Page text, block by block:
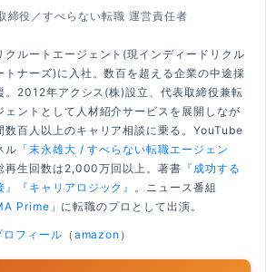
締役／すべらない転職 運営責任者
クルートエージェント(現インディードリクル
トナーズ)に入社。数百を超える企業の中途採
。2012年アクシス(株)設立、代表取締役兼転
ェントとして人材紹介サービスを展開しなが
数百人以上のキャリア相談に乗る。YouTube
ル 「末永雄大 / すべらない転職エージェン
再生回数は2,000万回以上。著書 『成功する
『キャリアロジック』
。ニュース番組
Prime」 に転職のプロとして出演。
ロフィール （ amazon ）